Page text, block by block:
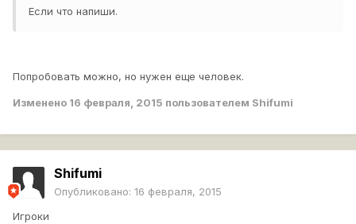
Если что напиши.
Попробовать можно, но нужен еще человек.
Изменено 16 февраля, 2015 пользователем Shifumi
Shifumi
Опубликовано: 16 февраля, 2015
Игроки